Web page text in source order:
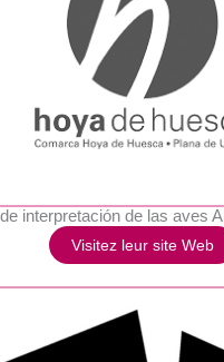
interpretación de las aves
Visitez leur site Web